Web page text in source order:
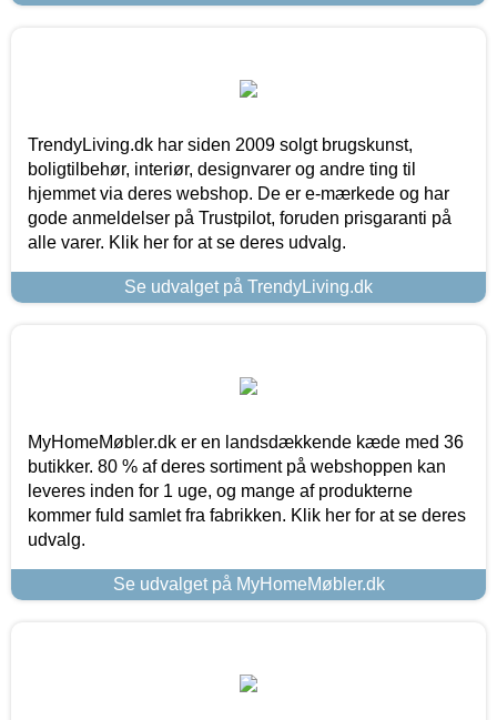
TrendyLiving.dk har siden 2009 solgt brugskunst,
boligtilbehør, interiør, designvarer og andre ting til
hjemmet via deres webshop. De er e-mærkede og har
gode anmeldelser på Trustpilot, foruden prisgaranti på
alle varer. Klik her for at se deres udvalg.
Se udvalget på TrendyLiving.dk
MyHomeMøbler.dk er en landsdækkende kæde med 36
butikker. 80 % af deres sortiment på webshoppen kan
leveres inden for 1 uge, og mange af produkterne
kommer fuld samlet fra fabrikken. Klik her for at se deres
udvalg.
Se udvalget på MyHomeMøbler.dk